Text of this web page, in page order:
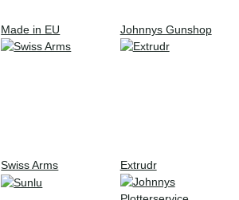
Made in EU Johnnys Gunshop
Swiss Arms Extrudr